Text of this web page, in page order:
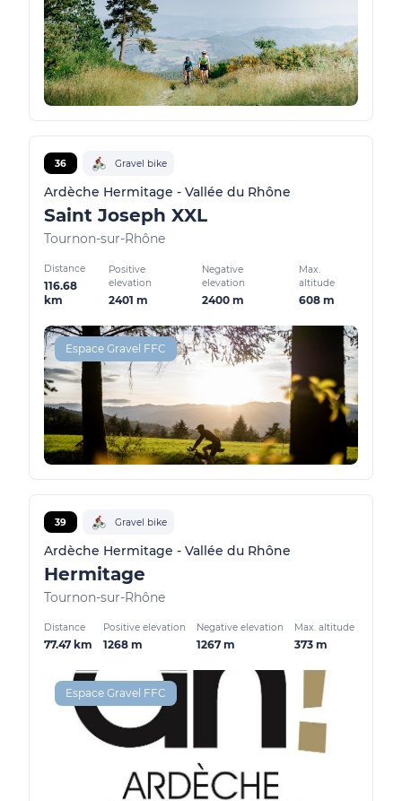
36 Gravel bike
Ardèche Hermitage - Vallée du Rhône
Saint Joseph XXL
Tournon-sur-Rhône
Distance
116.68
km
Positive
elevation
2401 m
Negative
elevation
2400 m
Max.
altitude
608 m
Espace Gravel FFC
39 Gravel bike
Ardèche Hermitage - Vallée du Rhône
Hermitage
Tournon-sur-Rhône
Distance
77.47 km
Positive elevation
1268 m
Negative elevation
1267 m
Max. altitude
373 m
Espace Gravel FFC